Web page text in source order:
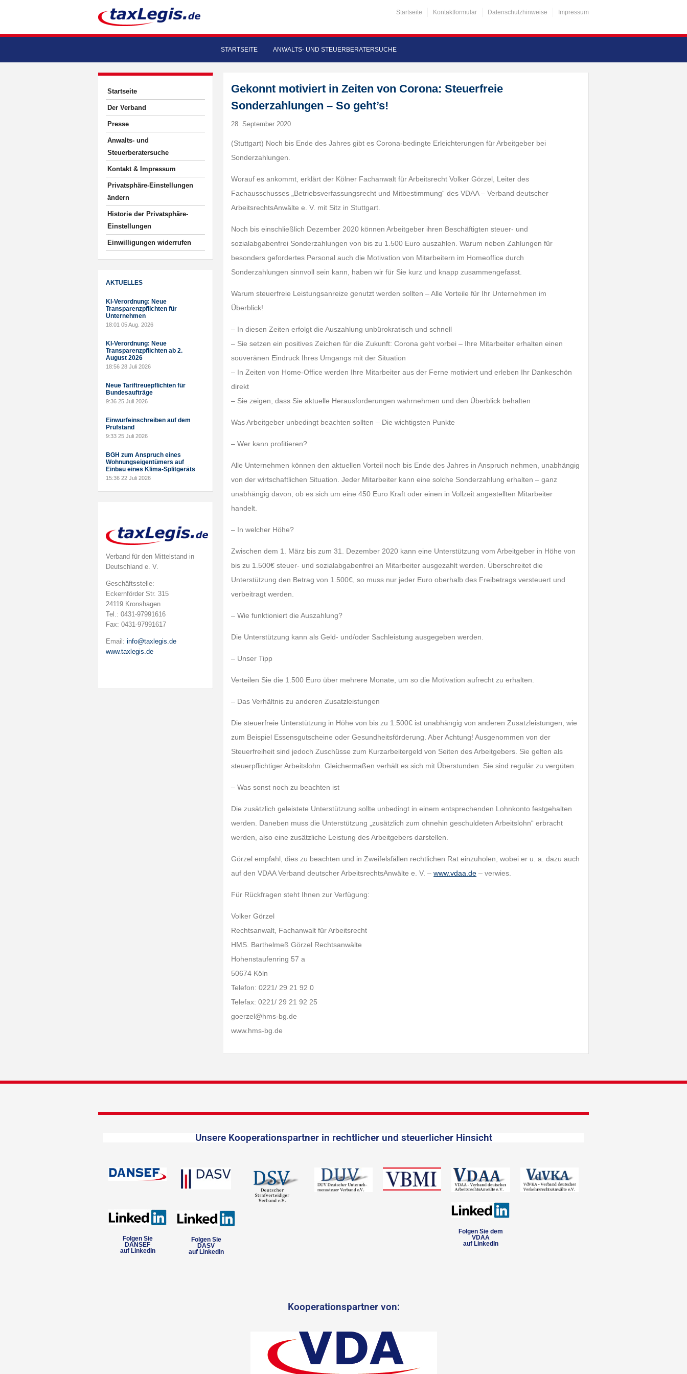
Startseite Kontaktformular Datenschutzhinweise Impressum
STARTSEITE ANWALTS- UND STEUERBERATERSUCHE
Startseite
Der Verband
Presse
Anwalts- und
Steuerberatersuche
Kontakt & Impressum
Privatsphäre-Einstellungen
ändern
Historie der Privatsphäre-
Einstellungen
Einwilligungen widerrufen
AKTUELLES
KI-Verordnung: Neue
Transparenzpflichten für
Unternehmen
18:01 05 Aug. 2026
KI-Verordnung: Neue
Transparenzpflichten ab 2.
August 2026
18:56 28 Juli 2026
Neue Tariftreuepflichten für
Bundesaufträge
9:36 25 Juli 2026
Einwurfeinschreiben auf dem
Prüfstand
9:33 25 Juli 2026
BGH zum Anspruch eines
Wohnungseigentümers auf
Einbau eines Klima-Splitgeräts
15:36 22 Juli 2026
Verband für den Mittelstand in
Deutschland e. V.
Geschäftsstelle:
Eckernförder Str. 315
24119 Kronshagen
Tel.: 0431-97991616
Fax: 0431-97991617
Email: info@taxlegis.de
www.taxlegis.de
Gekonnt motiviert in Zeiten von Corona: Steuerfreie
Sonderzahlungen – So geht’s!
28. September 2020
(Stuttgart) Noch bis Ende des Jahres gibt es Corona-bedingte Erleichterungen für Arbeitgeber bei
Sonderzahlungen.
Worauf es ankommt, erklärt der Kölner Fachanwalt für Arbeitsrecht Volker Görzel, Leiter des
Fachausschusses „Betriebsverfassungsrecht und Mitbestimmung“ des VDAA – Verband deutscher
ArbeitsrechtsAnwälte e. V. mit Sitz in Stuttgart.
Noch bis einschließlich Dezember 2020 können Arbeitgeber ihren Beschäftigten steuer- und
sozialabgabenfrei Sonderzahlungen von bis zu 1.500 Euro auszahlen. Warum neben Zahlungen für
besonders gefordertes Personal auch die Motivation von Mitarbeitern im Homeoffice durch
Sonderzahlungen sinnvoll sein kann, haben wir für Sie kurz und knapp zusammengefasst.
Warum steuerfreie Leistungsanreize genutzt werden sollten – Alle Vorteile für Ihr Unternehmen im
Überblick!
– In diesen Zeiten erfolgt die Auszahlung unbürokratisch und schnell
– Sie setzen ein positives Zeichen für die Zukunft: Corona geht vorbei – Ihre Mitarbeiter erhalten einen
souveränen Eindruck Ihres Umgangs mit der Situation
– In Zeiten von Home-Office werden Ihre Mitarbeiter aus der Ferne motiviert und erleben Ihr Dankeschön
direkt
– Sie zeigen, dass Sie aktuelle Herausforderungen wahrnehmen und den Überblick behalten
Was Arbeitgeber unbedingt beachten sollten – Die wichtigsten Punkte
– Wer kann profitieren?
Alle Unternehmen können den aktuellen Vorteil noch bis Ende des Jahres in Anspruch nehmen, unabhängig
von der wirtschaftlichen Situation. Jeder Mitarbeiter kann eine solche Sonderzahlung erhalten – ganz
unabhängig davon, ob es sich um eine 450 Euro Kraft oder einen in Vollzeit angestellten Mitarbeiter
handelt.
– In welcher Höhe?
Zwischen dem 1. März bis zum 31. Dezember 2020 kann eine Unterstützung vom Arbeitgeber in Höhe von
bis zu 1.500€ steuer- und sozialabgabenfrei an Mitarbeiter ausgezahlt werden. Überschreitet die
Unterstützung den Betrag von 1.500€, so muss nur jeder Euro oberhalb des Freibetrags versteuert und
verbeitragt werden.
– Wie funktioniert die Auszahlung?
Die Unterstützung kann als Geld- und/oder Sachleistung ausgegeben werden.
– Unser Tipp
Verteilen Sie die 1.500 Euro über mehrere Monate, um so die Motivation aufrecht zu erhalten.
– Das Verhältnis zu anderen Zusatzleistungen
Die steuerfreie Unterstützung in Höhe von bis zu 1.500€ ist unabhängig von anderen Zusatzleistungen, wie
zum Beispiel Essensgutscheine oder Gesundheitsförderung. Aber Achtung! Ausgenommen von der
Steuerfreiheit sind jedoch Zuschüsse zum Kurzarbeitergeld von Seiten des Arbeitgebers. Sie gelten als
steuerpflichtiger Arbeitslohn. Gleichermaßen verhält es sich mit Überstunden. Sie sind regulär zu vergüten.
– Was sonst noch zu beachten ist
Die zusätzlich geleistete Unterstützung sollte unbedingt in einem entsprechenden Lohnkonto festgehalten
werden. Daneben muss die Unterstützung „zusätzlich zum ohnehin geschuldeten Arbeitslohn“ erbracht
werden, also eine zusätzliche Leistung des Arbeitgebers darstellen.
Görzel empfahl, dies zu beachten und in Zweifelsfällen rechtlichen Rat einzuholen, wobei er u. a. dazu auch
auf den VDAA Verband deutscher ArbeitsrechtsAnwälte e. V. –www.vdaa.de – verwies.
Für Rückfragen steht Ihnen zur Verfügung:
Volker Görzel
Rechtsanwalt, Fachanwalt für Arbeitsrecht
HMS. Barthelmeß Görzel Rechtsanwälte
Hohenstaufenring 57 a
50674 Köln
Telefon: 0221/ 29 21 92 0
Telefax: 0221/ 29 21 92 25
goerzel@hms-bg.de
www.hms-bg.de
Unsere Kooperationspartner in rechtlicher und steuerlicher Hinsicht
Folgen Sie
DANSEF
auf LinkedIn
Folgen Sie
DASV
auf LinkedIn
Folgen Sie dem
VDAA
auf LinkedIn
Kooperationspartner von: